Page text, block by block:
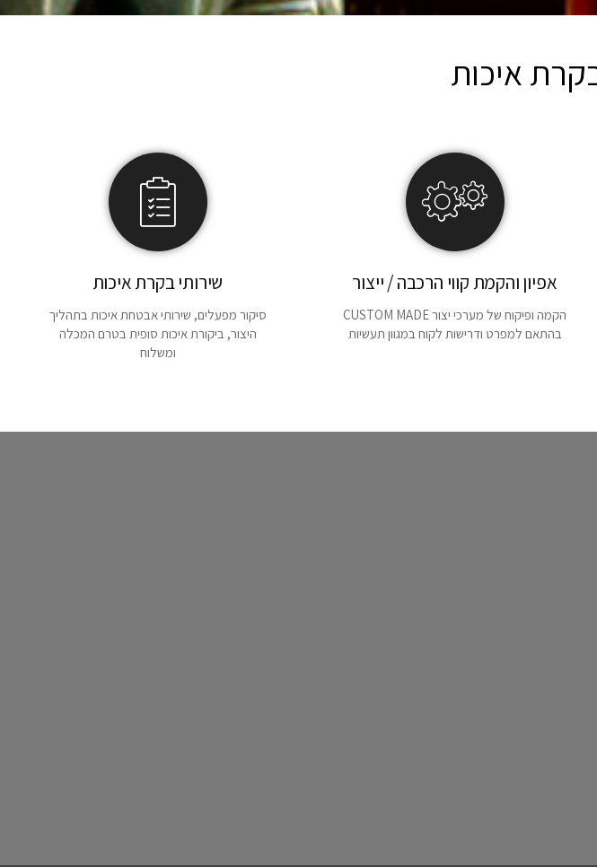
איכות
אפיון והקמת קווי הרכבה / ייצור
הקמה ופיקוח של מערכי יצור CUSTOM MADE
בהתאם למפרט ודרישות לקוח במגוון תעשיות
שירותי בקרת איכות
סיקור מפעלים, שירותי אבטחת איכות בתהליך
היצור, ביקורת איכות סופית בטרם המכלה
ומשלוח